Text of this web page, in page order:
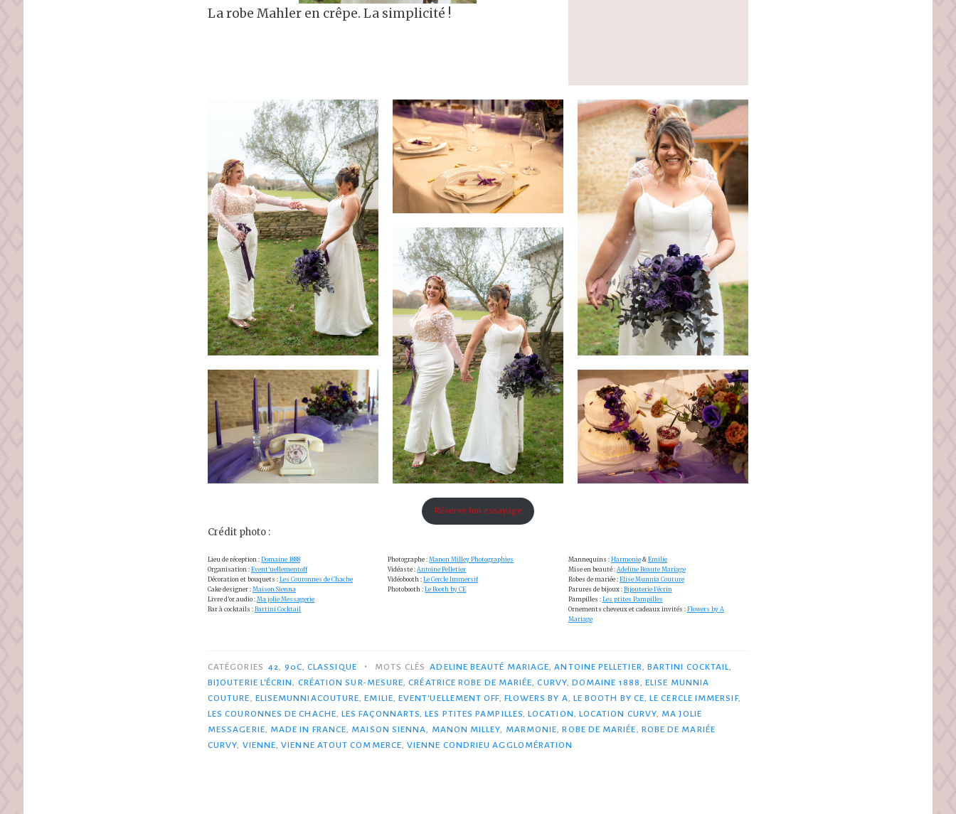
La robe Mahler en crêpe. La simplicité !
Réserve ton essayage
Crédit photo :
Lieu de réception : Domaine 1888
Organisation : Event’uellementoff
Décoration et bouquets : Les Couronnes de Chache
Cake designer : Maison Sienna
Livre d’or audio : Ma jolie Messagerie
Bar à cocktails : Bartini Cocktail
Photographe :Manon Milley Photographies
Vidéaste :Antoine Pelletier
Vidéobooth :Le Cercle Immersif
Photobooth :Le Booth by CE
Mannequins : Harmonie& Emilie
Mise en beauté : Adeline Beaute Mariage
Robes de mariée : Elise Munnia Couture
Parures de bijoux : Bijouterie l’écrin
Pampilles : Les ptites Pampilles
Ornements cheveux et cadeaux invités : Flowers by A
Mariage
CATÉGORIES 42, 90C,CLASSIQUE • MOTS CLÉS ADELINE BEAUTÉ MARIAGE,ANTOINE PELLETIER, BARTINI COCKTAIL,
BIJOUTERIE L'ÉCRIN, CRÉATION SUR-MESURE,CRÉATRICE ROBE DE MARIÉE,CURVY, DOMAINE 1888,ELISE MUNNIA
COUTURE, ELISEMUNNIACOUTURE,EMILIE,EVENT'UELLEMENT OFF, FLOWERS BY A, LE BOOTH BY CE,LE CERCLE IMMERSIF,
LES COURONNES DE CHACHE,LES FAÇONNARTS,LES PTITES PAMPILLES,LOCATION, LOCATION CURVY, MA JOLIE
MESSAGERIE, MADE IN FRANCE, MAISON SIENNA, MANON MILLEY, MARMONIE,ROBE DE MARIÉE, ROBE DE MARIÉE
CURVY, VIENNE,VIENNE ATOUT COMMERCE,VIENNE CONDRIEU AGGLOMÉRATION